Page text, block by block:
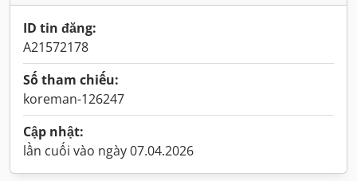
ID tin đăng:
A21572178
Số tham chiếu:
koreman-126247
Cập nhật:
lần cuối vào ngày 07.04.2026